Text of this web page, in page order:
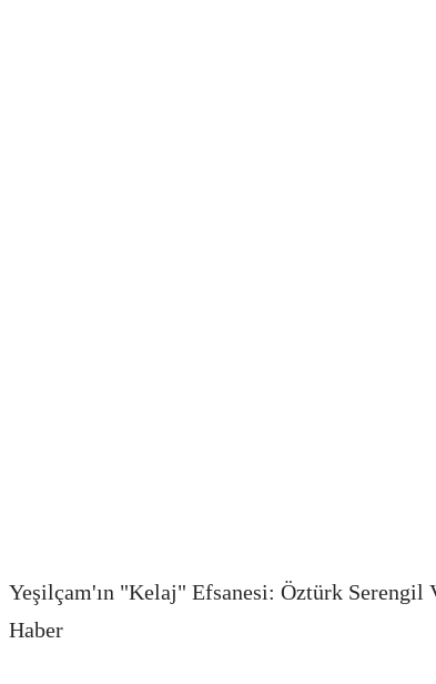
Yeşilçam'ın "Kelaj" Efsanesi: Öztürk Serengil
Haber